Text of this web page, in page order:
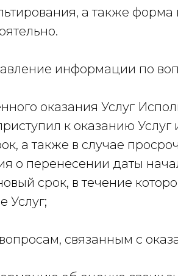
а также
информации по
оказания Услуг
к оказанию Услуг
а также в случае
о перенесении даты
срок, в течение
Услуг;
связанным с